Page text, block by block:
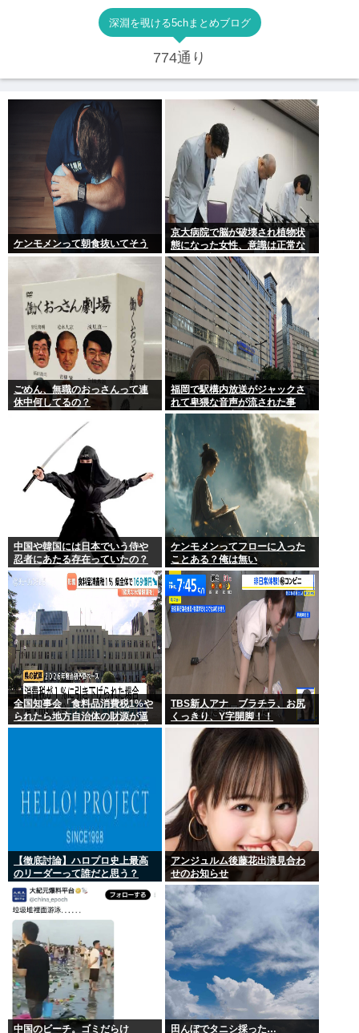
深淵を覗ける5chまとめブログ
774通り
ケンモメンって朝食抜いてそう
京大病院で脳が破壊され植物状
態になった女性、意識は正常な
ことが確認されおわる
ごめん、無職のおっさんって連
休中何してるの？
福岡で駅構内放送がジャックさ
れて卑猥な音声が流された事
件、やはり元音声は動ありの動
画だった
中国や韓国には日本でいう侍や
忍者にあたる存在っていたの？
ケンモメンってフローに入った
ことある？俺は無い
全国知事会「食料品消費税1%や
られたら地方自治体の財源が逼
迫してしまう 」…この流れ地方
TBS新人アナ ブラチラ、お尻
くっきり、Y字開脚！！
【徹底討論】ハロプロ史上最高
のリーダーって誰だと思う？
アンジュルム後藤花出演見合わ
せのお知らせ
中国のビーチ。ゴミだらけ 田んぼでタニシ採った…